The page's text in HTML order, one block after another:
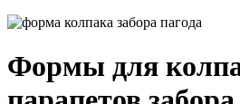
Формы для